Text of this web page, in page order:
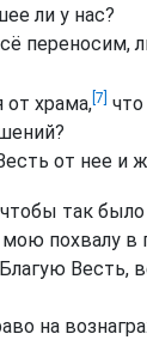
ли у нас?
переносим,
храма, [7]
от нее и
так
похвалу в
Весть,
на